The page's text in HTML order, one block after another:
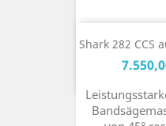
Shark 282 CCS
Preis